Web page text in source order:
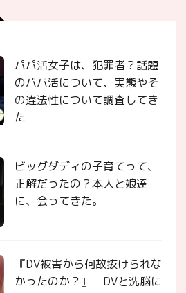
パパ活女子は、犯罪者？話題
のパパ活について、実態やそ
の違法性について調査してき
た
ビッグダディの子育てって、
正解だったの？本人と娘達
に、会ってきた。
『DV被害から何故抜けられな
かったのか？』 DVと洗脳に